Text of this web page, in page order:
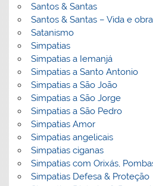
Santos & Santas
Santos & Santas – Vida e obra
Satanismo
Simpatias
Simpatias a Iemanjá
Simpatias a Santo Antonio
Simpatias a São João
Simpatias a São Jorge
Simpatias a São Pedro
Simpatias Amor
Simpatias angelicais
Simpatias ciganas
Simpatias com Orixás,
Simpatias Defesa & Proteção